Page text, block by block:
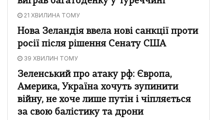
21 ХВИЛИНА ТОМУ
Нова Зеландія ввела нові санкції проти
росії після рішення Сенату США
39 ХВИЛИН ТОМУ
Зеленський про атаку рф: Європа,
Америка, Україна хочуть зупинити
війну, не хоче лише путін і чіпляється
за свою балістику та дрони